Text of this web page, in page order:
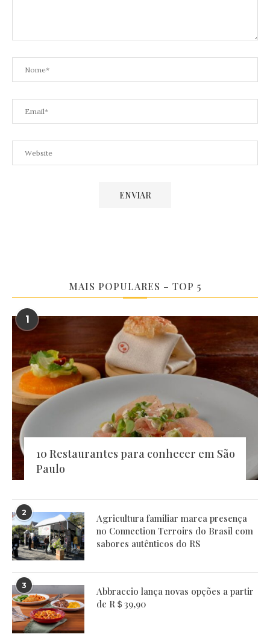
MAIS POPULARES – TOP 5
1
10 Restaurantes para conhecer em São
Paulo
2
Agricultura familiar marca presença
no Connection Terroirs do Brasil com
sabores autênticos do RS
3
Abbraccio lança novas opções a partir
de R＄39,90